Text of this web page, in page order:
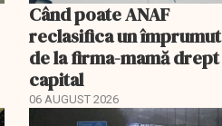
Când poate ANAF
reclasifica un împrumut
de la firma-mamă drept
capital
06 AUGUST 2026